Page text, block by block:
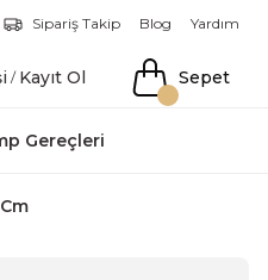
Sipariş Takip Blog Yardım
/ Kayıt Ol Sepet
Gereçleri